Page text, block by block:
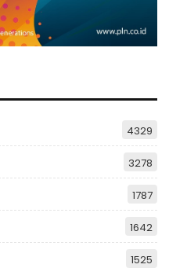
4329
3278
1787
1642
1525